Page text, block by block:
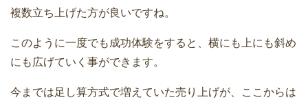
複数立ち上げた方が良いですね。
このように一度でも成功体験をすると、横にも上にも斜め
にも広げていく事ができます。
今までは足し算方式で増えていた売り上げが、ここからは